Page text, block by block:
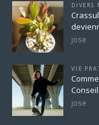
DIVERS
jose
VIE
jose